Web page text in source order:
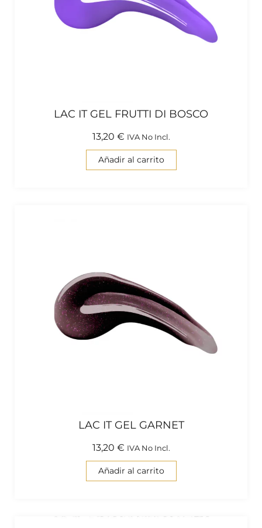
LAC IT GEL FRUTTI DI BOSCO
13,20 € IVA No Incl.
Añadir al carrito
LAC IT GEL GARNET
13,20 € IVA No Incl.
Añadir al carrito